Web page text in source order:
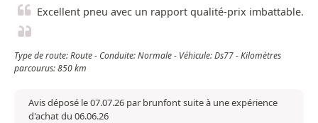
Excellent pneu avec un rapport qualité-prix imbattable.
Type de route: Route - Conduite: Normale - Véhicule: Ds77 - Kilomètres
parcourus: 850 km
Avis déposé le 07.07.26 par brunfont suite à une expérience
d'achat du 06.06.26